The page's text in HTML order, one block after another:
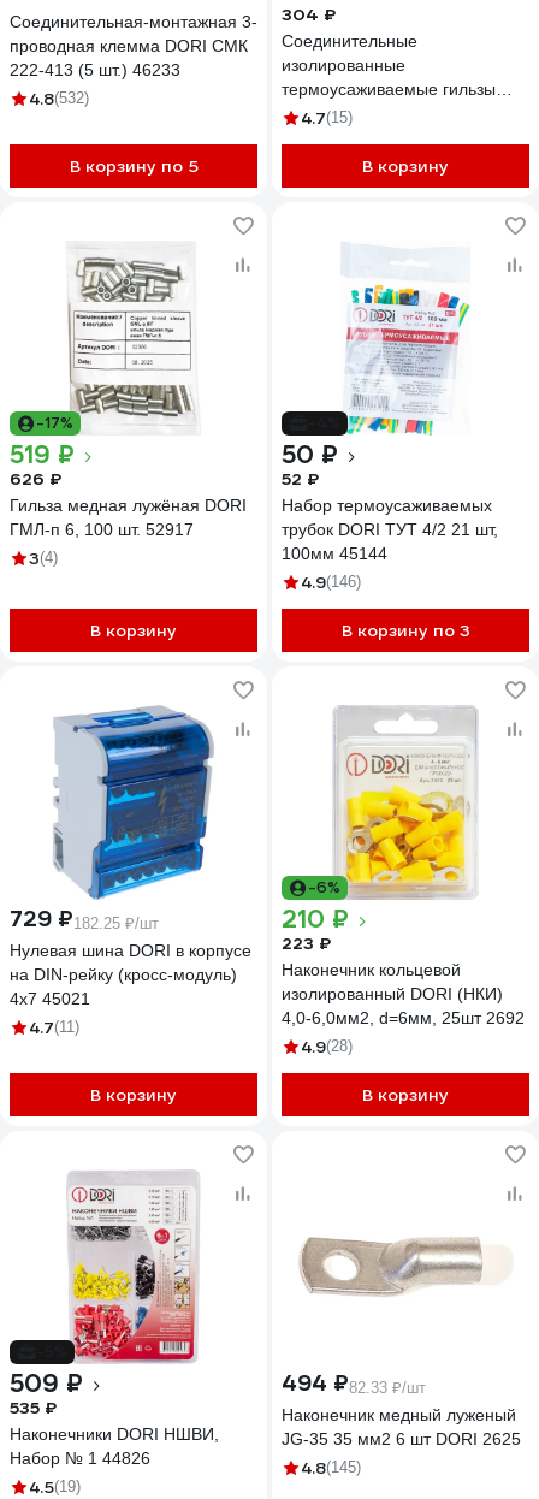
Соединительная-монтажная 3-
проводная клемма DORI СМК
222-413 (5 шт.) 46233
4.8(532)
В корзину по 5
304 ₽
Соединительные
изолированные
термоусаживаемые гильзы
DORI 0,5-1,5 мм2 25шт 44376
4.7(15)
В корзину
-17%
519 ₽
626 ₽
Гильза медная лужёная DORI
ГМЛ-п 6, 100 шт. 52917
3(4)
В корзину
50 ₽
52 ₽
Набор термоусаживаемых
трубок DORI ТУТ 4/2 21 шт,
100мм 45144
4.9(146)
В корзину по 3
729 ₽182.25 ₽/шт
Нулевая шина DORI в корпусе
на DIN-рейку (кросс-модуль)
4х7 45021
4.7(11)
В корзину
-6%
210 ₽
223 ₽
Наконечник кольцевой
изолированный DORI (НКИ)
4,0-6,0мм2, d=6мм, 25шт 2692
4.9(28)
В корзину
509 ₽
535 ₽
Наконечники DORI НШВИ,
Набор № 1 44826
4.5(19)
494 ₽82.33 ₽/шт
Наконечник медный луженый
JG-35 35 мм2 6 шт DORI 2625
4.8(145)